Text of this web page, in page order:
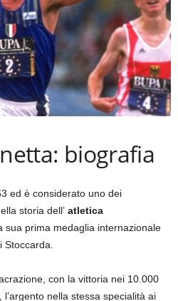
biografia
ed è considerato uno dei
storia dell’ atletica
sua prima medaglia internazionale
con la vittoria nei 10.000
nella stessa specialità ai